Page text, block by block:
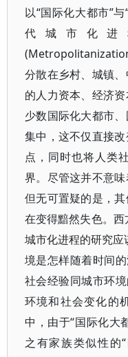
以“国际化大都市”
代城市化
分散在乡村、城镇
的人力资本、经济
少数国际化大都市
集中，这不仅直接
点，同时也将人类
界。尽管这并不意
但无可置疑的是，
在变得黯然失色。西
城市化进程的研究应
境是怎样随着时间
社会经验同城市环
环境和社会变化的
中，由于“国际化大
之有家族类似性的